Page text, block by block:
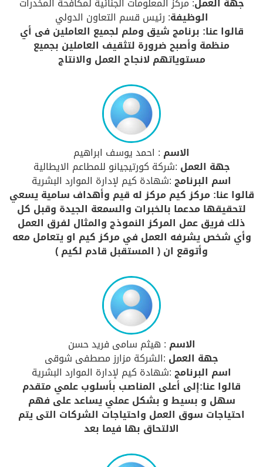
الوظيفة: رئيس قسم التعاون الدولي
قالوا عنا: برنامج شيق وملم لجميع العاملين فى أي
منظمة وأصبح ضرورة لتثقيف العاملين بجميع
مستوياتهم لانجاح العمل والانتاج
الاسم : احمد يوسف ابراهيم
جهة العمل :شركة كورتيجيانو للمطاعم الايطالية
اسم البرنامج:شهادة كيم لإدارة الموارد البشرية
قالوا عنا: مركز كيم مركز له قيم وأهداف سامية يسعي
لتحقيقها مدعما بالخبرات والسمعة الجيدة وقبل كل
ذلك فريق عمل المركز النموذج والمثال لفرق العمل
وأي شخص يشرفه العمل في مركز كيم او يتعامل معه
وأتوقع ان ( المستقبل قادم لكيم )
الاسم : هيثم سامى فريد حسن
جهة العمل :الشركة مزارز مصطفى شوقى
اسم البرنامج:شهادة كيم لإدارة الموارد البشرية
قالوا عنا:إلى أعلى المناصب بأسلوب علمي متقدم
سهل و بسيط و بشكل عملي يساعد على فهم
احتياجات سوق العمل واحتياجات الشركات التى يتم
الالتحاق بها فيما بعد